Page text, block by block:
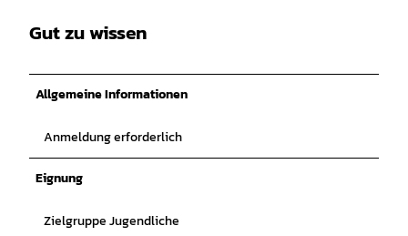
Gut zu wissen
Allgemeine Informationen
Anmeldung erforderlich
Eignung
Zielgruppe Jugendliche